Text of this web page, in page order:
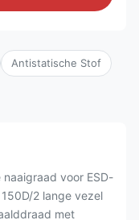
Antistatische Stof
voor ESD-
2 lange vezel
met